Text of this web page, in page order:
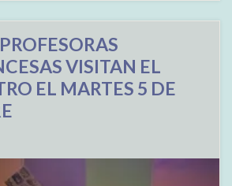
VISITAN EL
EL MARTES 5 DE